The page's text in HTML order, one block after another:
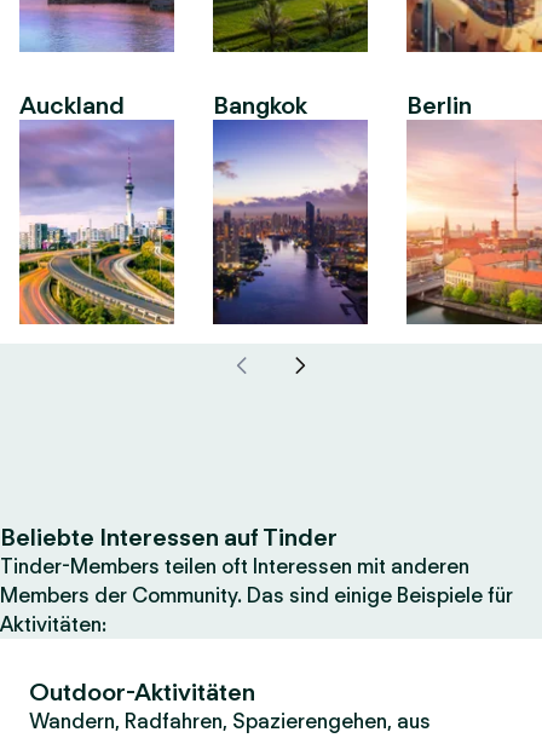
Auckland Bangkok Berlin
Beliebte Interessen auf Tinder
Tinder-Members teilen oft Interessen mit anderen
Members der Community. Das sind einige Beispiele für
Aktivitäten:
Outdoor-Aktivitäten
Wandern, Radfahren, Spazierengehen, aus